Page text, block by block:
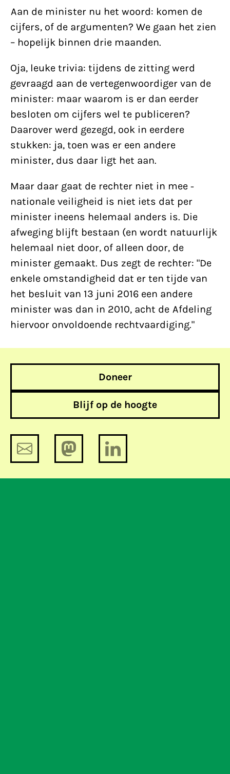
Aan de minister nu het woord: komen de
cijfers, of de argumenten? We gaan het zien
– hopelijk binnen drie maanden.
Oja, leuke trivia: tijdens de zitting werd
gevraagd aan de vertegenwoordiger van de
minister: maar waarom is er dan eerder
besloten om cijfers wel te publiceren?
Daarover werd gezegd, ook in eerdere
stukken: ja, toen was er een andere
minister, dus daar ligt het aan.
Maar daar gaat de rechter niet in mee -
nationale veiligheid is niet iets dat per
minister ineens helemaal anders is. Die
afweging blijft bestaan (en wordt natuurlijk
helemaal niet door, of alleen door, de
minister gemaakt. Dus zegt de rechter: "De
enkele omstandigheid dat er ten tijde van
het besluit van 13 juni 2016 een andere
minister was dan in 2010, acht de Afdeling
hiervoor onvoldoende rechtvaardiging."
Doneer
Blijf op de hoogte